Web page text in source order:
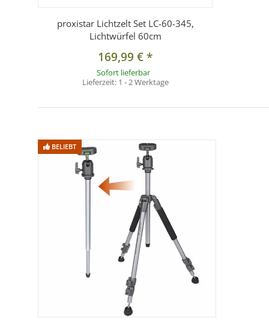
proxistar Lichtzelt Set LC-60-345,
Lichtwürfel 60cm
169,99 €*
Sofort lieferbar
Lieferzeit: 1 - 2 Werktage
BELIEBT